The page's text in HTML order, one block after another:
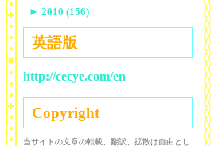
► 2010 (156)
英語版
http://cecye.com/en
Copyright
当サイトの文章の転載、翻訳、拡散は自由とし